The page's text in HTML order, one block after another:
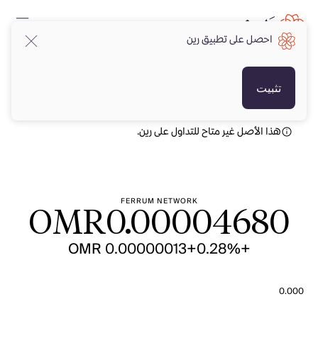
هذا الأصل غير متاح للتداول على رين.
FERRUM NETWORK
OMR0.00004680
+0.28%
+OMR 0.00000013
0.000
احصل على تطبيق رين
تثبيت